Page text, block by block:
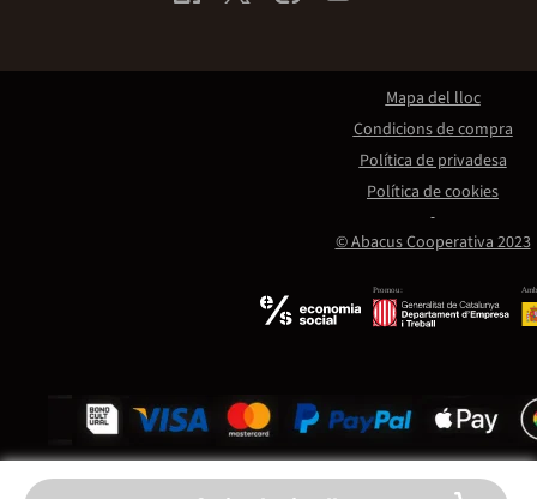
Promou:
© Abacus Cooperativa 2023
Mapa del lloc
Condicions de compra
Política de privadesa
Política de cookies